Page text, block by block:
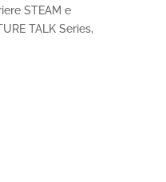
STEAM e
TALK Series,